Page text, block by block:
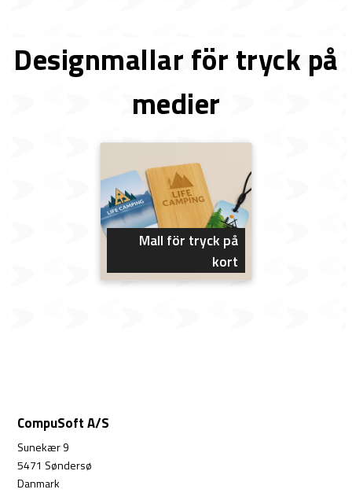
Designmallar för tryck på
medier
Mall för tryck på
kort
CompuSoft A/S
Sunekær 9
5471 Søndersø
Danmark